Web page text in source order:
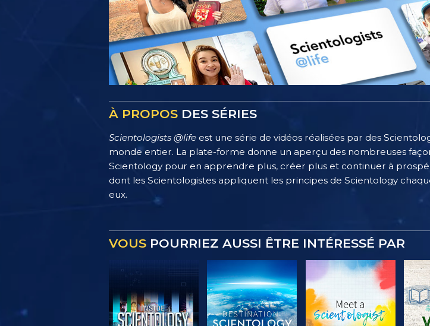
À PROPOS DES SÉRIES
Scientologists @life est une série de vidéos réalisées par des
monde entier. La plate-forme donne un aperçu des nombreuses
Scientology pour en apprendre plus, créer plus et continuer à
dont les Scientologistes appliquent les principes de Scientology
eux.
VOUS POURRIEZ AUSSI ÊTRE INTÉRESSÉ PAR